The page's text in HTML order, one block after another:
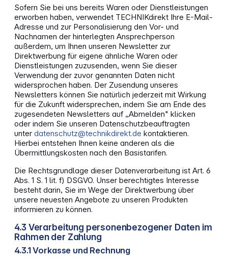
Sofern Sie bei uns bereits Waren oder Dienstleistungen
erworben haben, verwendet TECHNIKdirekt Ihre E-Mail-
Adresse und zur Personalisierung den Vor- und
Nachnamen der hinterlegten Ansprechperson
außerdem, um Ihnen unseren Newsletter zur
Direktwerbung für eigene ähnliche Waren oder
Dienstleistungen zuzusenden, wenn Sie dieser
Verwendung der zuvor genannten Daten nicht
widersprochen haben. Der Zusendung unseres
Newsletters können Sie natürlich jederzeit mit Wirkung
für die Zukunft widersprechen, indem Sie am Ende des
zugesendeten Newsletters auf „Abmelden" klicken
oder indem Sie unseren Datenschutzbeauftragten
unterdatenschutz@technikdirekt.de kontaktieren.
Hierbei entstehen Ihnen keine anderen als die
Übermittlungskosten nach den Basistarifen.
Die Rechtsgrundlage dieser Datenverarbeitung ist Art. 6
Abs. 1 S. 1 lit. f) DSGVO. Unser berechtigtes Interesse
besteht darin, Sie im Wege der Direktwerbung über
unsere neuesten Angebote zu unseren Produkten
informieren zu können.
4.3 Verarbeitung personenbezogener Daten im
Rahmen der Zahlung
4.3.1 Vorkasse und Rechnung